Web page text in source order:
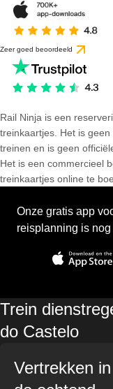
Zeer goed beoordeeld
Rail Ninja is een
treinkaartjes. Het is
treinen en is geen
Het is een commercieel
treinkaartjes online te
Onze gratis app
reisplanning is
Trein
do Castelo
Vertrekken in